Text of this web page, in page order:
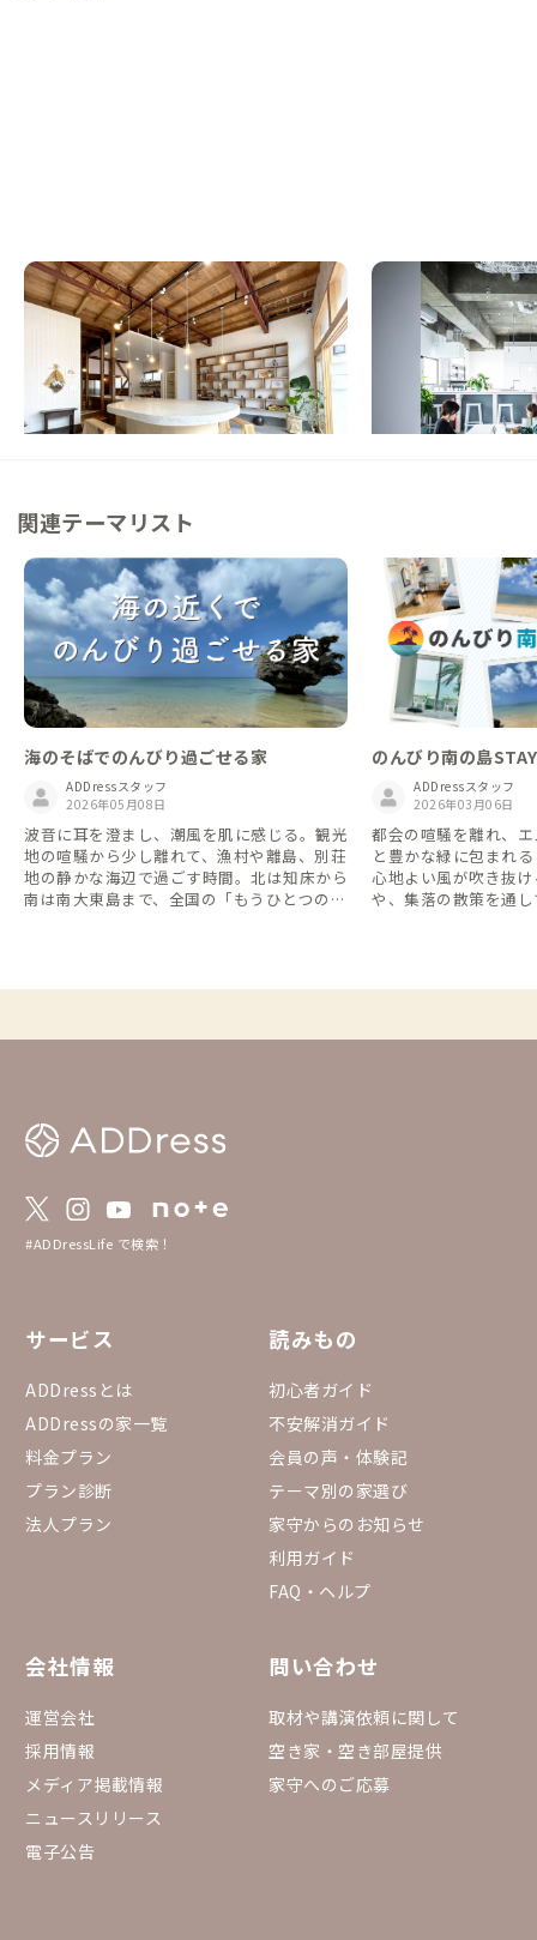
五島B邸
シェアハウス
【元・毛糸店】商店街にある地域密着シェア
スペースのある家
この家からの距離 0km
五島D邸
シェアハウス
【港から徒歩10分/船
可】まるで海で暮ら
で、地域と暮らす生
この家からの距離 1km
関連テーマリスト
海のそばでのんびり過ごせる家
ADDressスタッフ
2026年05月08日
波音に耳を澄まし、潮風を肌に感じる。観光
地の喧騒から少し離れて、漁村や離島、別荘
地の静かな海辺で過ごす時間。北は知床から
南は南大東島まで、全国の「もうひとつの海
のんびり南の島STAY
ADDressスタッフ
2026年03月06日
都会の喧騒を離れ、
と豊かな緑に包まれ
心地よい風が吹き抜
や、集落の散策を通
#ADDressLife で検索！
サービス
ADDressとは
ADDressの家一覧
料金プラン
プラン診断
法人プラン
読みもの
初心者ガイド
不安解消ガイド
会員の声・体験記
テーマ別の家選び
家守からのお知らせ
利用ガイド
FAQ・ヘルプ
会社情報
運営会社
採用情報
メディア掲載情報
ニュースリリース
電子公告
問い合わせ
取材や講演依頼に関して
空き家・空き部屋提供
家守へのご応募